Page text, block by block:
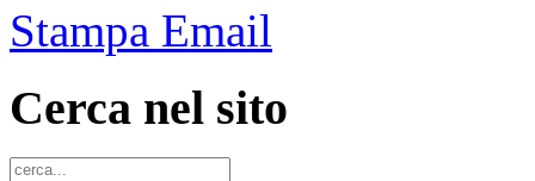
Stampa Email
Cerca nel sito